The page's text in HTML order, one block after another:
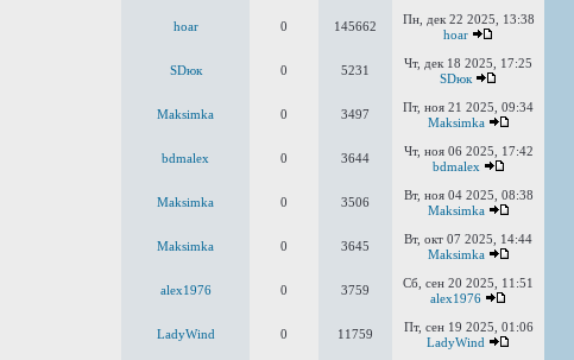
hoar 0 145662
Пн, дек 22 2025, 13:38
hoar
SDюк 0 5231
Чт, дек 18 2025, 17:25
SDюк
Maksimka 0 3497
Пт, ноя 21 2025, 09:34
Maksimka
bdmalex 0 3644
Чт, ноя 06 2025, 17:42
bdmalex
Maksimka 0 3506
Вт, ноя 04 2025, 08:38
Maksimka
Maksimka 0 3645
Вт, окт 07 2025, 14:44
Maksimka
alex1976 0 3759
Сб, сен 20 2025, 11:51
alex1976
LadyWind 0 11759
Пт, сен 19 2025, 01:06
LadyWind